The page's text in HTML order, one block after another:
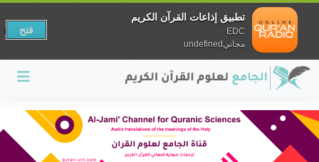
تطبيق إذاعات القرآن الكريم
EDC
مجانيundefined
فتح